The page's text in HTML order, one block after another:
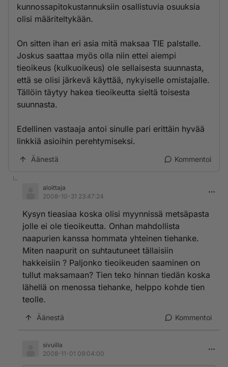
kunnossapitokustannuksiin osallistuvia osuuksia
olisi määriteltykään.
On sitten ihan eri asia mitä maksaa TIE palstalle.
Joskus saattaa myös olla niin ettei aiempi
tieoikeus (kulkuoikeus) ole sellaisesta suunnasta,
että se olisi järkevä käyttää, nykyiselle omistajalle.
Tällöin täytyy hakea tieoikeutta sieltä toisesta
suunnasta.
Edellinen vastaaja antoi sinulle pari erittäin hyvää
linkkiä asioihin perehtymiseksi.
Äänestä Kommentoi
aloittaja
2008-10-31 23:47:24
Kysyn tieasiaa koska olisi myynnissä metsäpasta
jolle ei ole tieoikeutta. Onhan mahdollista
naapurien kanssa hommata yhteinen tiehanke.
Miten naapurit on suhtautuneet tällaisiin
hakkeisiin ? Paljonko tieoikeuden saaminen on
tullut maksamaan? Tien teko hinnan tiedän koska
lähellä on menossa tiehanke, helppo kohde tien
teolle.
Äänestä Kommentoi
sivuilla
2008-11-01 09:04:00